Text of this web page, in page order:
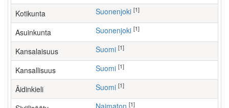
Kotikunta Suonenjoki [1]
Asuinkunta Suonenjoki [1]
Kansalaisuus Suomi [1]
Kansallisuus Suomi [1]
Äidinkieli Suomi [1]
Naimaton [1]